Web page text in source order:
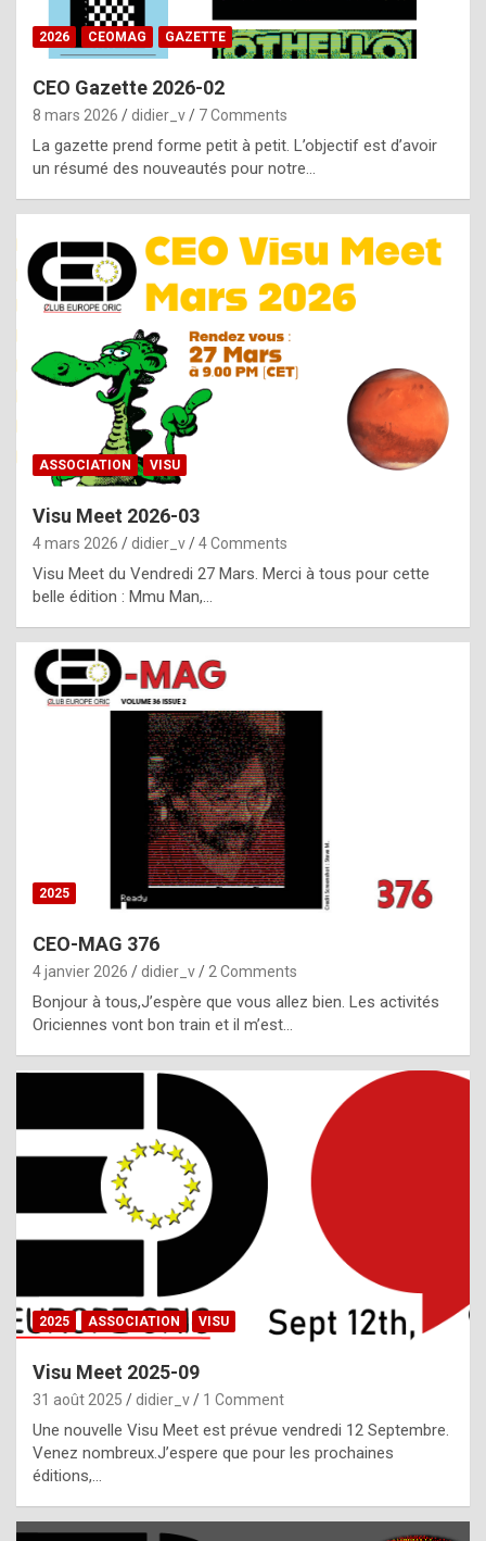
b
y
g
e
n
u
i
n
e
R
o
p
l
c
h
i
s
t
o
r
p
e
c
i
l
,
g
h
t
f
2026 CEOMAG GAZETTE
CEO Gazette 2026-02
8 mars 2026 didier_v 7 Comments
La gazette prend forme petit à petit. L’objectif est d’avoir
un résumé des nouveautés pour notre…
ASSOCIATION VISU
Visu Meet 2026-03
4 mars 2026 didier_v 4 Comments
Visu Meet du Vendredi 27 Mars. Merci à tous pour cette
belle édition : Mmu Man,…
2025
CEO-MAG 376
4 janvier 2026 didier_v 2 Comments
Bonjour à tous,J’espère que vous allez bien. Les activités
Oriciennes vont bon train et il m’est…
2025 ASSOCIATION VISU
Visu Meet 2025-09
31 août 2025 didier_v 1 Comment
Une nouvelle Visu Meet est prévue vendredi 12 Septembre.
Venez nombreux.J’espere que pour les prochaines
éditions,…